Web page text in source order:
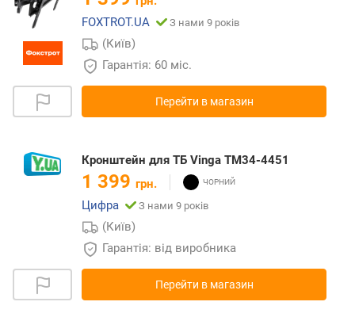
FOXTROT.UA
З нами 9 років
(Київ)
Гарантія: 60 міс.
Перейти в магазин
Кронштейн для ТБ Vinga TM34-4451
1 399 грн.
Цифра
З нами 9 років
(Київ)
Гарантія: від виробника
Перейти в магазин